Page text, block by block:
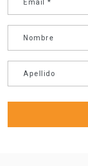
Email *
Nombre
Apellido